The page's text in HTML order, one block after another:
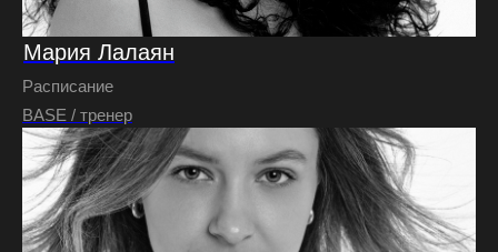
Мария Лалаян
Расписание
BASE / тренер